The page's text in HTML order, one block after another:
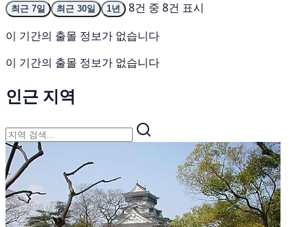
최근 7일 최근 30일 1년
8건 중 8건 표시
이 기간의 출몰 정보가 없습니다
이 기간의 출몰 정보가 없습니다
인근 지역